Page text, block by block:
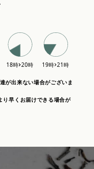
が出来ない場合がございま
り早くお届けできる場合が